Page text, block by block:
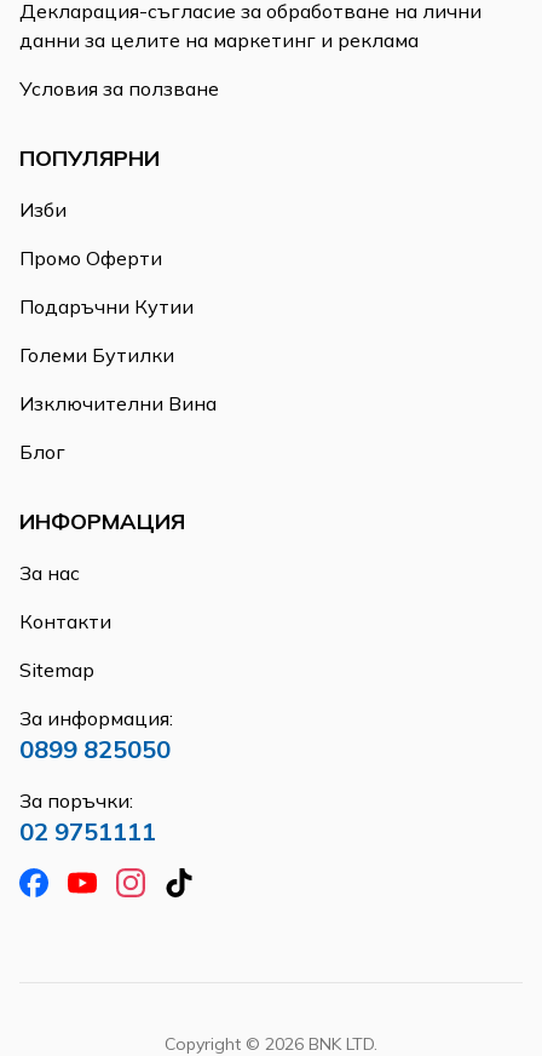
Декларация-съгласие за обработване на лични
данни за целите на маркетинг и реклама
Условия за ползване
ПОПУЛЯРНИ
Изби
Промо Оферти
Подаръчни Кутии
Големи Бутилки
Изключителни Вина
Блог
ИНФОРМАЦИЯ
За нас
Контакти
Sitemap
За информация:
0899 825050
За поръчки:
02 9751111
Copyright © 2026 BNK LTD.